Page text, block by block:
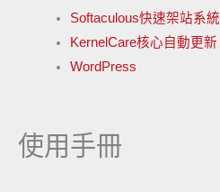
Softaculous快速架站系統
KernelCare核心自動更新
WordPress
使用手冊